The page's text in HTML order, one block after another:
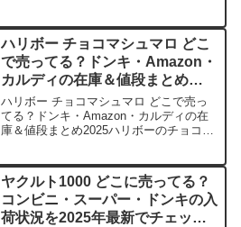
ョコを売っている取扱店や平均価格、安
く買えるスポ...
ハリボー チョコマシュマロ どこ
で売ってる？ドンキ・Amazon・
カルディの在庫＆値段まとめ
2025
ハリボー チョコマシュマロ どこで売っ
てる？ドンキ・Amazon・カルディの在
庫＆値段まとめ2025ハリボーのチョコマ
くなりますよね。この記事では、売って
いる取扱店や平...
ヤクルト1000 どこに売ってる？
コンビニ・スーパー・ドンキの入
荷状況を2025年最新でチェッ